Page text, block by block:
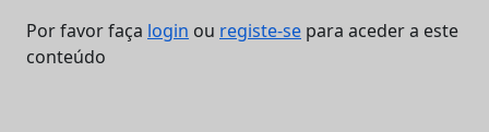
Por favor faça login ou registe-se para aceder a este
conteúdo